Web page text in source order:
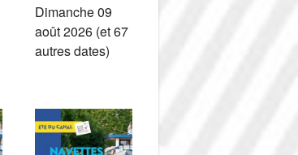
Dimanche 09
août 2026 (et 67
autres dates)